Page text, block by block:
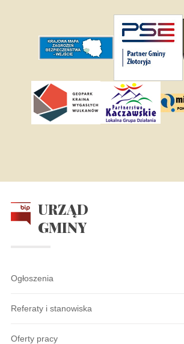
URZĄD
GMINY
Ogłoszenia
Referaty i stanowiska
Oferty pracy